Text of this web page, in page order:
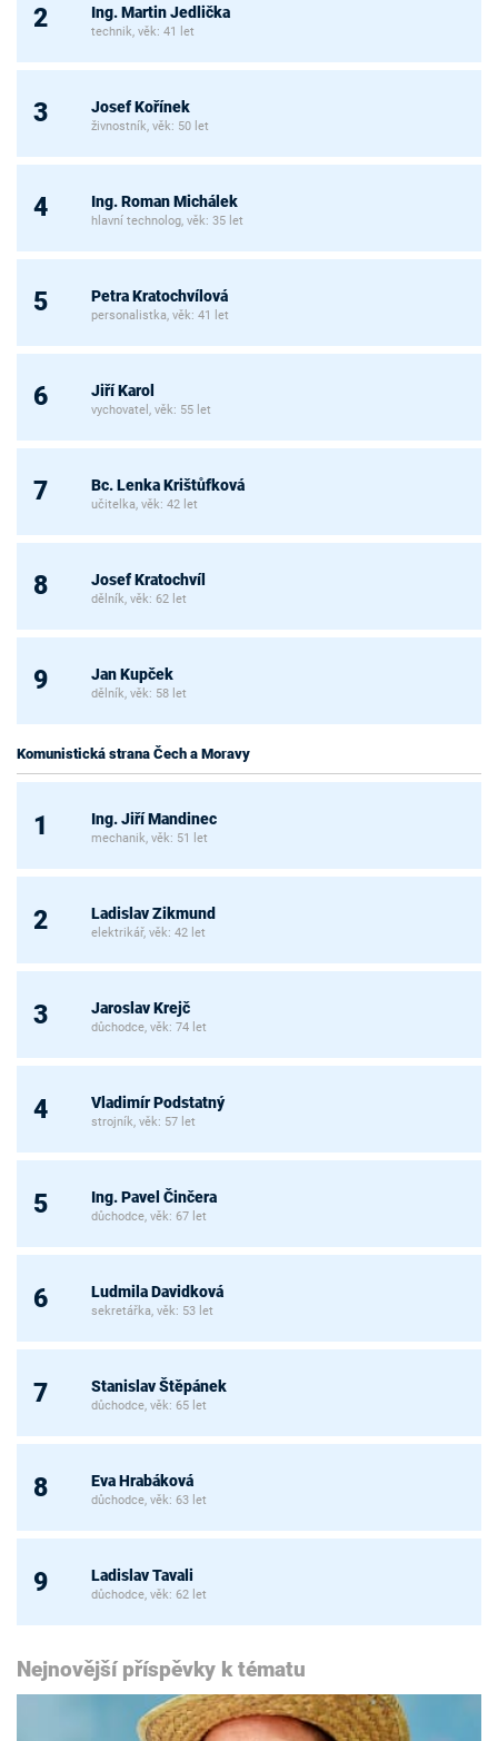
2 Ing. Martin Jedlička
technik, věk: 41 let
3 Josef Kořínek
živnostník, věk: 50 let
4 Ing. Roman Michálek
hlavní technolog, věk: 35 let
5 Petra Kratochvílová
personalistka, věk: 41 let
6 Jiří Karol
vychovatel, věk: 55 let
7 Bc. Lenka Krištůfková
učitelka, věk: 42 let
8 Josef Kratochvíl
dělník, věk: 62 let
9 Jan Kupček
dělník, věk: 58 let
Komunistická strana Čech a Moravy
1 Ing. Jiří Mandinec
mechanik, věk: 51 let
2 Ladislav Zikmund
elektrikář, věk: 42 let
3 Jaroslav Krejč
důchodce, věk: 74 let
4 Vladimír Podstatný
strojník, věk: 57 let
5 Ing. Pavel Činčera
důchodce, věk: 67 let
6 Ludmila Davidková
sekretářka, věk: 53 let
7 Stanislav Štěpánek
důchodce, věk: 65 let
8 Eva Hrabáková
důchodce, věk: 63 let
9 Ladislav Tavali
důchodce, věk: 62 let
Nejnovější příspěvky k tématu